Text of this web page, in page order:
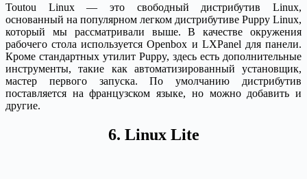
Toutou Linux — это свободный дистрибутив Linux,
основанный на популярном легком дистрибутиве Puppy Linux,
который мы рассматривали выше. В качестве окружения
рабочего стола используется Openbox и LXPanel для панели.
Кроме стандартных утилит Puppy, здесь есть дополнительные
инструменты, такие как автоматизированный установщик,
мастер первого запуска. По умолчанию дистрибутив
поставляется на французском языке, но можно добавить и
другие.
6. Linux Lite